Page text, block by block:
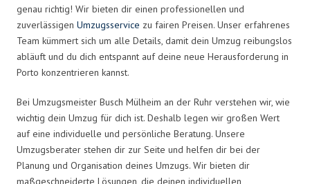
genau richtig! Wir bieten dir einen professionellen und
zuverlässigen Umzugsservice zu fairen Preisen. Unser erfahrenes
Team kümmert sich um alle Details, damit dein Umzug reibungslos
abläuft und du dich entspannt auf deine neue Herausforderung in
Porto konzentrieren kannst.
Bei Umzugsmeister Busch Mülheim an der Ruhr verstehen wir, wie
wichtig dein Umzug für dich ist. Deshalb legen wir großen Wert
auf eine individuelle und persönliche Beratung. Unsere
Umzugsberater stehen dir zur Seite und helfen dir bei der
Planung und Organisation deines Umzugs. Wir bieten dir
maßgeschneiderte Lösungen, die deinen individuellen